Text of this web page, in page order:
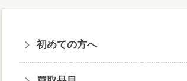
初めての方へ